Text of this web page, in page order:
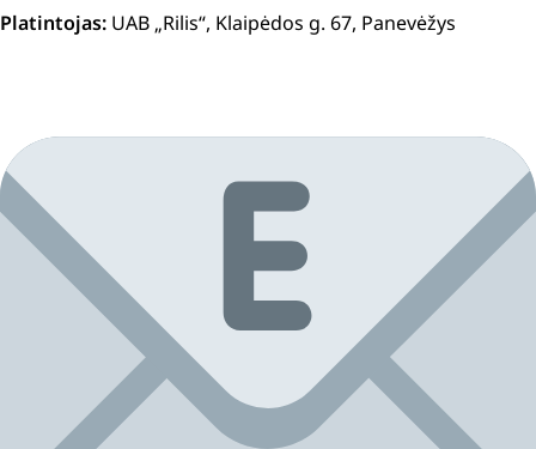
Platintojas: UAB „Rilis“, Klaipėdos g. 67, Panevėžys